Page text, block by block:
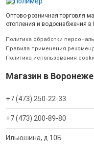
Оптово-розничная торговля
отопления и водоснабжения в
Политика обработки
Правила применения
Политика использования
Магазин в Воронеже
+7 (473) 250-22-33
+7 (473) 200-89-80
Ильюшина, д.10Б